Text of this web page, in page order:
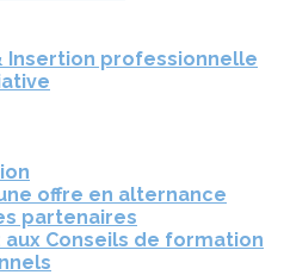
Insertion professionnelle
offre en alternance
partenaires
aux Conseils de formation